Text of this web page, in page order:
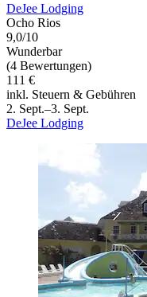
DeJee Lodging
Ocho Rios
9,0/10
Wunderbar
(4 Bewertungen)
111 €
inkl. Steuern & Gebühren
2. Sept.–3. Sept.
DeJee Lodging